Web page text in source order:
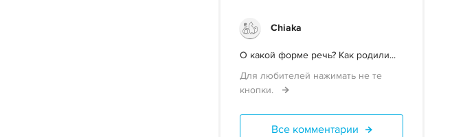
Chiaka
О какой форме речь? Как родили...
Для любителей нажимать не те
кнопки.
Все комментарии